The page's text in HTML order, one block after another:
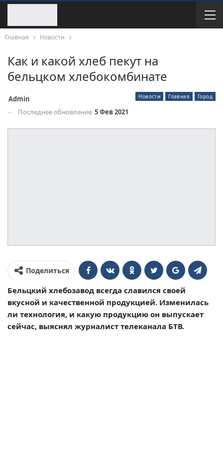
Главная Новости
Как и какой хлеб пекут на
бельцком хлебокомбинате
Новости Главная Город
Admin
Последнее обновление 5 Фев 2021
Поделиться
Бельцкий хлебозавод всегда славился своей
вкусной и качественной продукцией. Изменилась
ли технология, и какую продукцию он выпускает
сейчас, выяснял журналист телеканала БТВ.